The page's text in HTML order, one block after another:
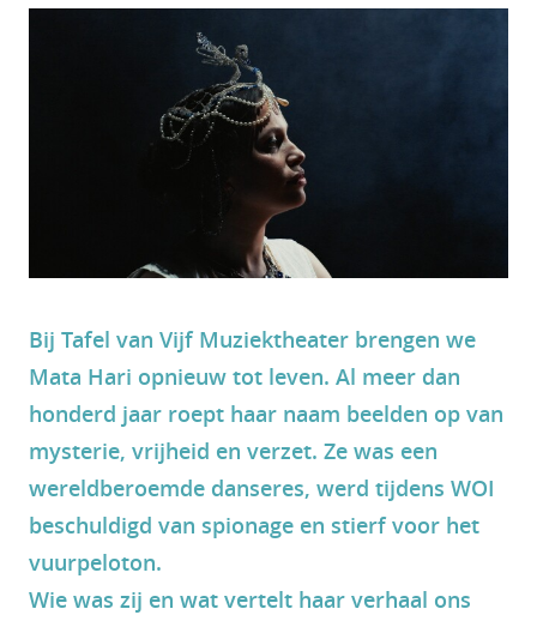
Bij Tafel van Vijf Muziektheater brengen we
Mata Hari opnieuw tot leven. Al meer dan
honderd jaar roept haar naam beelden op van
mysterie, vrijheid en verzet. Ze was een
wereldberoemde danseres, werd tijdens WOI
beschuldigd van spionage en stierf voor het
vuurpeloton.
Wie was zij en wat vertelt haar verhaal ons